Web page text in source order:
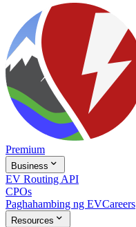
Premium
Business 
EV Routing API
CPOs
Paghahambing ng EVCareers
Resources 